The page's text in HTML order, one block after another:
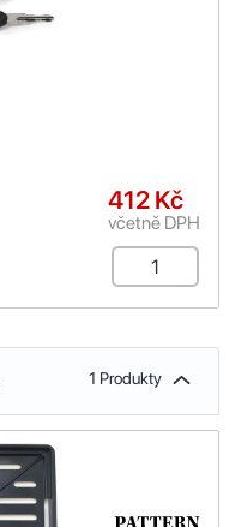
412 Kč
včetně DPH
1 Produkty